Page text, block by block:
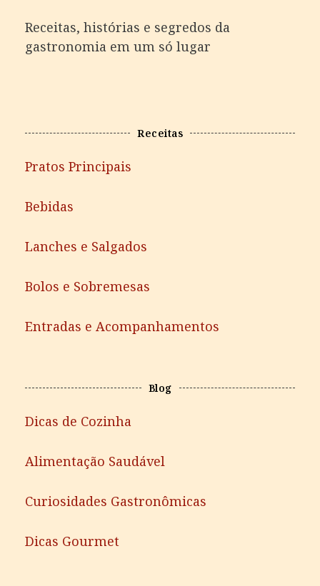
Receitas, histórias e segredos da
gastronomia em um só lugar
Receitas
Pratos Principais
Bebidas
Lanches e Salgados
Bolos e Sobremesas
Entradas e Acompanhamentos
Blog
Dicas de Cozinha
Alimentação Saudável
Curiosidades Gastronômicas
Dicas Gourmet